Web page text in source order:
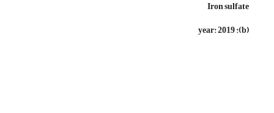
Iron sulfate
(b): year: 2019